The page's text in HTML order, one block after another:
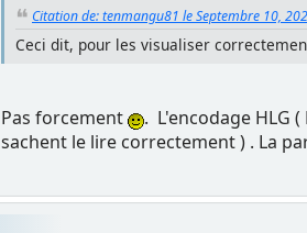
Citation de: tenmangu81 le Septembre 10,
Ceci dit, pour les visualiser
Pas forcement
. L'encodage HLG
sachent le lire correctement ) . La